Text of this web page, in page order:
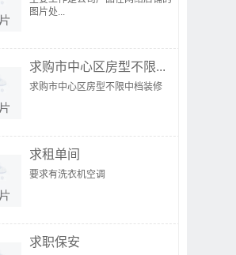
图片处...
求购市中心区房型不限...
求购市中心区房型不限中档装修
求租单间
要求有洗衣机空调
求职保安